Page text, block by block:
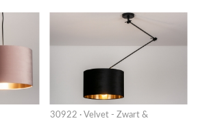
30922 · Velvet - Zwart &